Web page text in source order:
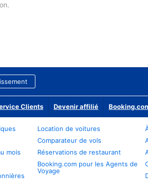
Clients Devenir affilié
mois
Location de voitures
Comparateur de vols
Réservations de restaurant
Booking.com pour les Agents de
Voyage